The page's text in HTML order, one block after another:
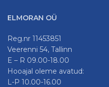
ELMORAN OÜ
Reg.nr 11453851
Veerenni 54, Tallinn
E – R 09.00-18.00
Hooajal oleme avatud:
L-P 10.00-16.00